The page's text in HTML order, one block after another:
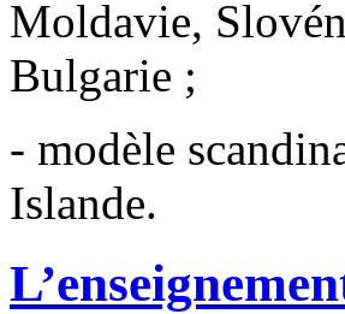
Moldavie,
Bulgarie ;
- modèle
Islande.